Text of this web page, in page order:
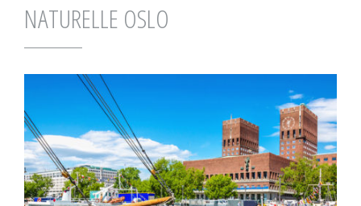
NATURELLE OSLO